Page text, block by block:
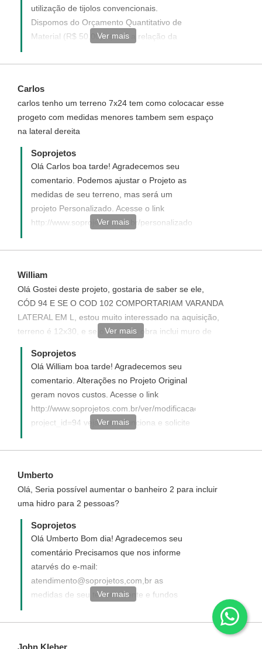
utilização de tijolos convencionais.
Dispomos do Orçamento Quantitativo de
Material (R$ 50,00), que é a relação da
construção, você só terá que substituir
adquirir no link
http://www.soprojetos.com.br/pagamento/orcamento/94
- Ivana - Atendimento Soprojetos
Ver mais
Carlos
carlos tenho um terreno 7x24 tem como colocacar esse
progeto com medidas menores tambem sem espaço
na lateral dereita
Soprojetos
Olá Carlos boa tarde! Agradecemos seu
comentario. Podemos ajustar o Projeto as
medidas de seu terreno, mas será um
projeto Personalizado. Acesse o link
http://www.soprojetos.com.br/personalizado
imenso prazer em tê-lo como nosso cliente.
Ver mais
William
Olá Gostei deste projeto, gostaria de saber se ele,
CÓD 94 E SE O COD 102 COMPORTARIAM VARANDA
LATERAL EM L, estou muito interessado na aquisição,
terreno é 12x30, e se o custo da obra inclui muro de
divisa ? ou se é somente o corpo da casa.
Ver mais
Soprojetos
Olá William boa tarde! Agradecemos seu
comentario. Alterações no Projeto Original
geram novos custos. Acesse o link
http://www.soprojetos.com.br/ver/modificacao?
project_id=94 veja como funciona e solicite
incluso no custo da obra. - Ivana -
Ver mais
Umberto
Olá, Seria possível aumentar o banheiro 2 para incluir
uma hidro para 2 pessoas?
Soprojetos
Olá Umberto Bom dia! Agradecemos seu
comentário Precisamos que nos informe
atarvés do e-mail:
atendimento@soprojetos,com,br as
medidas de seu terreno frente e fundos
execução de suas sugestões de
Ver mais
John Kleber